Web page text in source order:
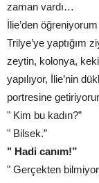
zaman vardı…
İlie’den
Trilye’ye yaptığım
zeytin, kolonya,
yapılıyor, İlie’nin
portresine
" Kim bu kadın?”
" Bilsek.”
" Hadi canım!”
" Gerçekten